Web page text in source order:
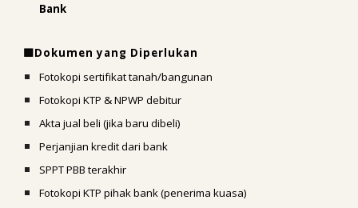
Bank
🟩Dokumen yang Diperlukan
Fotokopi sertifikat tanah/bangunan
Fotokopi KTP & NPWP debitur
Akta jual beli (jika baru dibeli)
Perjanjian kredit dari bank
SPPT PBB terakhir
Fotokopi KTP pihak bank (penerima kuasa)